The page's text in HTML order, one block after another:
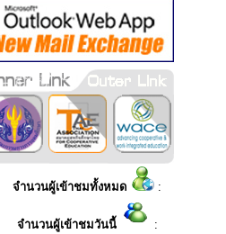
จำนวนผู้เข้าชมทั้งหมด :
จำนวนผู้เข้าชมวันนี้ :